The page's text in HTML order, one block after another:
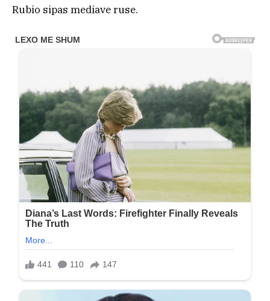
Rubio sipas mediave ruse.